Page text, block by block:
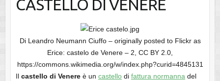
CASTELLO DI VENERE
Di Leandro Neumann Ciuffo – originally posted to Flickr as
Erice: castelo de Venere – 2, CC BY 2.0,
https://commons.wikimedia.org/w/index.php?curid=4845131
Il castello di Venereè un castellodi fattura normanna del